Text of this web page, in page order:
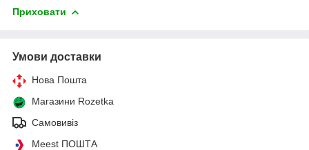
Приховати
Умови доставки
Нова Пошта
Магазини Rozetka
Самовивіз
Meest ПОШТА